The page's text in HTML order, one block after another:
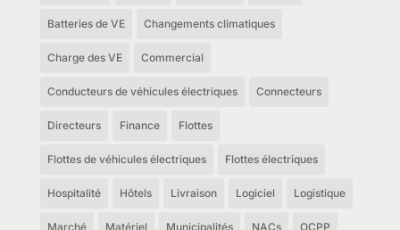
Batteries de VE Changements climatiques
Charge des VE Commercial
Conducteurs de véhicules électriques Connecteurs
Directeurs Finance Flottes
Flottes de véhicules électriques Flottes électriques
Hospitalité Hôtels Livraison Logiciel Logistique
Marché Matériel Municipalités NACs OCPP